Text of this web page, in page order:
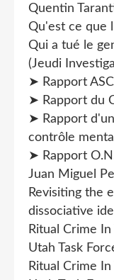
Quentin
Qu'est ce que
Qui a tué le
(Jeudi
➤ Rapport
➤ Rapport du
➤ Rapport
contrôle
➤ Rapport
Juan Miguel
Revisiting the
dissociative
Ritual Crime
Utah Task
Ritual Crime